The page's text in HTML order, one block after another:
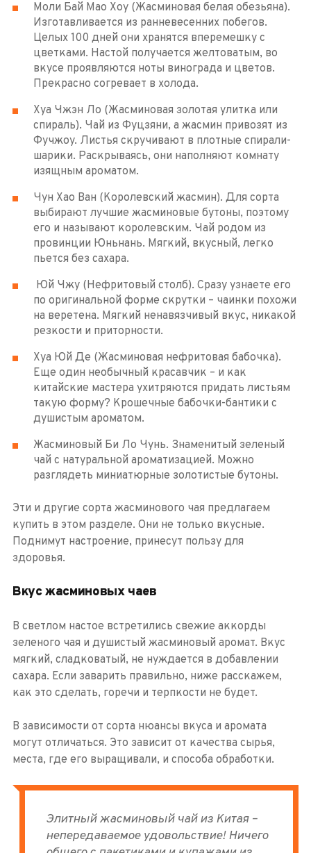
Моли Бай Мао Хоу (Жасминовая белая обезьяна).
Изготавливается из ранневесенних побегов.
Целых 100 дней они хранятся вперемешку с
цветками. Настой получается желтоватым, во
вкусе проявляются ноты винограда и цветов.
Прекрасно согревает в холода.
Хуа Чжэн Ло (Жасминовая золотая улитка или
спираль). Чай из Фуцзяни, а жасмин привозят из
Фучжоу. Листья скручивают в плотные спирали-
шарики. Раскрываясь, они наполняют комнату
изящным ароматом.
Чун Хао Ван (Королевский жасмин). Для сорта
выбирают лучшие жасминовые бутоны, поэтому
его и называют королевским. Чай родом из
провинции Юньнань. Мягкий, вкусный, легко
пьется без сахара.
Юй Чжу (Нефритовый столб). Сразу узнаете его
по оригинальной форме скрутки – чаинки похожи
на веретена. Мягкий ненавязчивый вкус, никакой
резкости и приторности.
Хуа Юй Де (Жасминовая нефритовая бабочка).
Еще один необычный красавчик – и как
китайские мастера ухитряются придать листьям
такую форму? Крошечные бабочки-бантики с
душистым ароматом.
Жасминовый Би Ло Чунь. Знаменитый зеленый
чай с натуральной ароматизацией. Можно
разглядеть миниатюрные золотистые бутоны.
Эти и другие сорта жасминового чая предлагаем
купить в этом разделе. Они не только вкусные.
Поднимут настроение, принесут пользу для
здоровья.
Вкус жасминовых чаев
В светлом настое встретились свежие аккорды
зеленого чая и душистый жасминовый аромат. Вкус
мягкий, сладковатый, не нуждается в добавлении
сахара. Если заварить правильно, ниже расскажем,
как это сделать, горечи и терпкости не будет.
В зависимости от сорта нюансы вкуса и аромата
могут отличаться. Это зависит от качества сырья,
места, где его выращивали, и способа обработки.
Элитный жасминовый чай из Китая –
непередаваемое удовольствие! Ничего